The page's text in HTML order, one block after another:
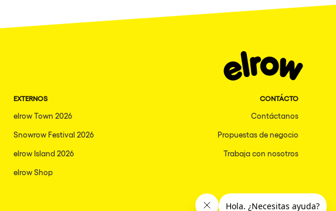
EXTERNOS
elrow Town 2026
Snowrow Festival 2026
elrow Island 2026
elrow Shop
CONTÁCTO
Contáctanos
Propuestas de negocio
Trabaja con nosotros